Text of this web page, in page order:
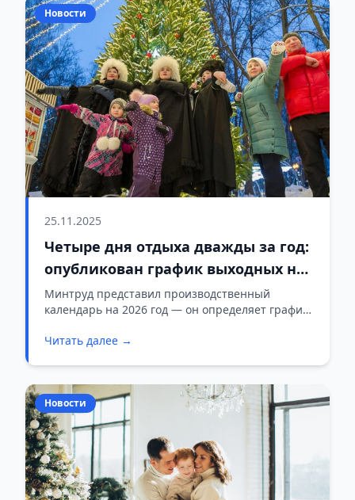
Новости
25.11.2025
Четыре дня отдыха дважды за год:
опубликован график выходных на
2026-й
Минтруд представил производственный
календарь на 2026 год — он определяет график
праздничные дни и переносы рабочих дат.
Читать далее →
Новости